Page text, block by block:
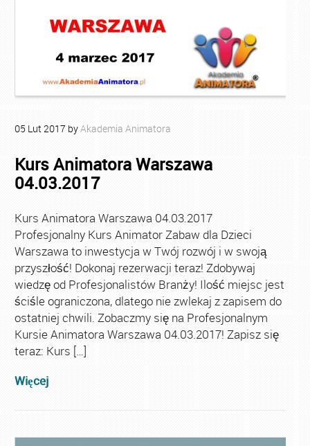
05 Lut2017 byAkademia Animatora
Kurs Animatora Warszawa
04.03.2017
Kurs Animatora Warszawa 04.03.2017
Profesjonalny Kurs Animator Zabaw dla Dzieci
Warszawa to inwestycja w Twój rozwój i w swoją
przyszłość! Dokonaj rezerwacji teraz! Zdobywaj
wiedzę od Profesjonalistów Branży! Ilość miejsc jest
ściśle ograniczona, dlatego nie zwlekaj z zapisem do
ostatniej chwili. Zobaczmy się na Profesjonalnym
Kursie Animatora Warszawa 04.03.2017! Zapisz się
teraz: Kurs […]
Więcej